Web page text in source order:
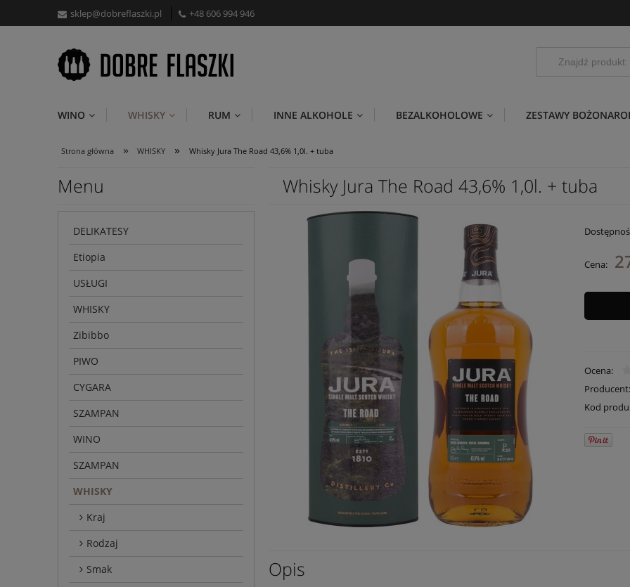
sklep@dobreflaszki.pl +48 606 994 946
WINO WHISKY RUM INNE ALKOHOLE BEZALKOHOLOWE ZESTAWY
Strona główna » WHISKY » Whisky Jura The Road 43,6% 1,0l. + tuba
Menu
DELIKATESY
Etiopia
USŁUGI
WHISKY
Zibibbo
PIWO
CYGARA
SZAMPAN
WINO
SZAMPAN
WHISKY
Kraj
Rodzaj
Smak
Whisky Jura The Road 43,6% 1,0l. + tuba
Cena:
Ocena:
Producent:
Kod
Opis